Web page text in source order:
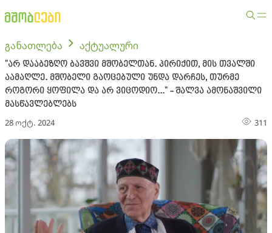
განათლება აქტუალური
"არ დააბეზღო ბავშვი მშობელთან. პირიქით, მის თვალში
აამაღლე. მშობელი გაოცებული უნდა დარჩეს, თურმე
როგორი ყოფილა და არ ვიცოდიო..." - შალვა ამონაშვილი
მასწავლებლებს
28 ოქტ. 2024 311